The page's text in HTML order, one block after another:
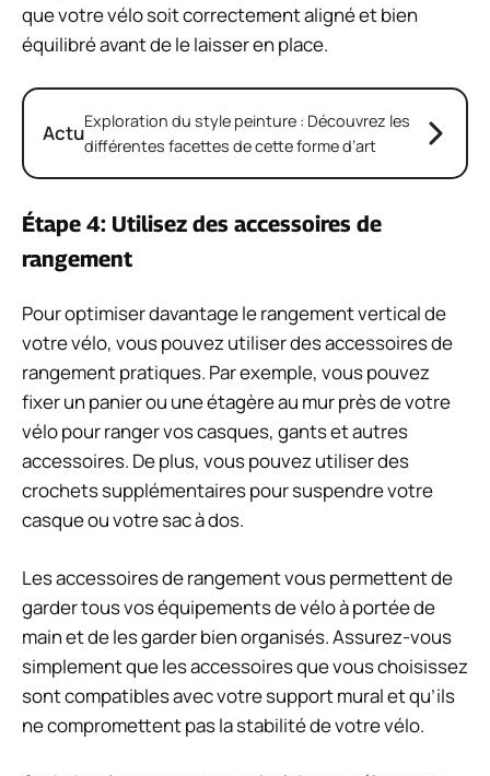
que votre vélo soit correctement aligné et bien
équilibré avant de le laisser en place.
ActuExploration du style peinture : Découvrez les
différentes facettes de cette forme d’art
Étape 4: Utilisez des accessoires de
rangement
Pour optimiser davantage le rangement vertical de
votre vélo, vous pouvez utiliser des accessoires de
rangement pratiques. Par exemple, vous pouvez
fixer un panier ou une étagère au mur près de votre
vélo pour ranger vos casques, gants et autres
accessoires. De plus, vous pouvez utiliser des
crochets supplémentaires pour suspendre votre
casque ou votre sac à dos.
Les accessoires de rangement vous permettent de
garder tous vos équipements de vélo à portée de
main et de les garder bien organisés. Assurez-vous
simplement que les accessoires que vous choisissez
sont compatibles avec votre support mural et qu’ils
ne compromettent pas la stabilité de votre vélo.